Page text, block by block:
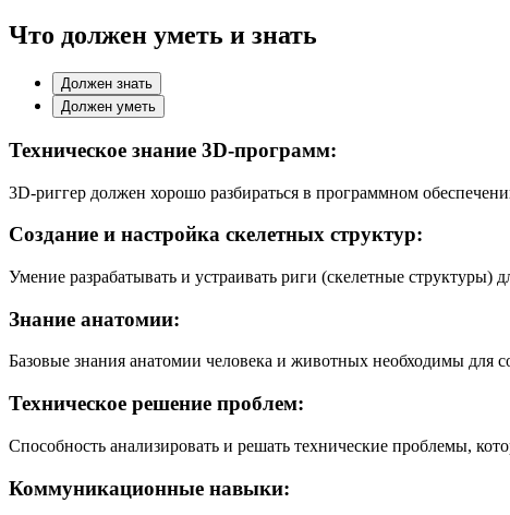
Что должен уметь и знать
Должен знать
Должен уметь
Техническое знание 3D-программ:
3D-риггер должен хорошо разбираться в программном
Создание и настройка скелетных структур:
Умение разрабатывать и устраивать риги (скелетные
Знание анатомии:
Базовые знания анатомии человека и животных необходимы для
Техническое решение проблем:
Способность анализировать и решать технические проблемы,
Коммуникационные навыки: